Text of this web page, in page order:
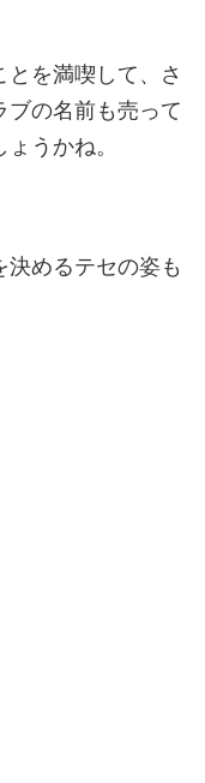
を満喫して、さ
ブの名前も売って
うかね。
めるテセの姿も